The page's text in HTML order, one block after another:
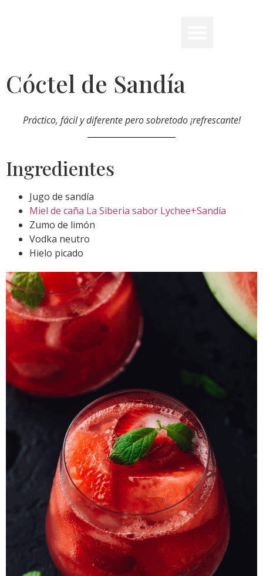
Cóctel de Sandía
Práctico, fácil y diferente pero sobretodo ¡refrescante!
Ingredientes
Jugo de sandía
Miel de caña La Siberia sabor Lychee+Sandía
Zumo de limón
Vodka neutro
Hielo picado